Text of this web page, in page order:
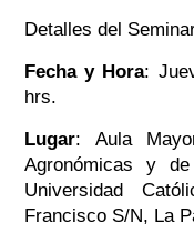
Detalles del
Fecha y Hora:
hrs.
Lugar: Aula
Agronómicas y
Universidad
Francisco S/N, La